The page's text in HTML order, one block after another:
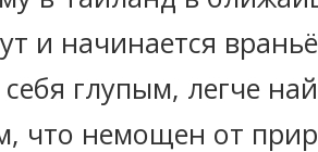
и начинается
глупым, легче
что немощен от